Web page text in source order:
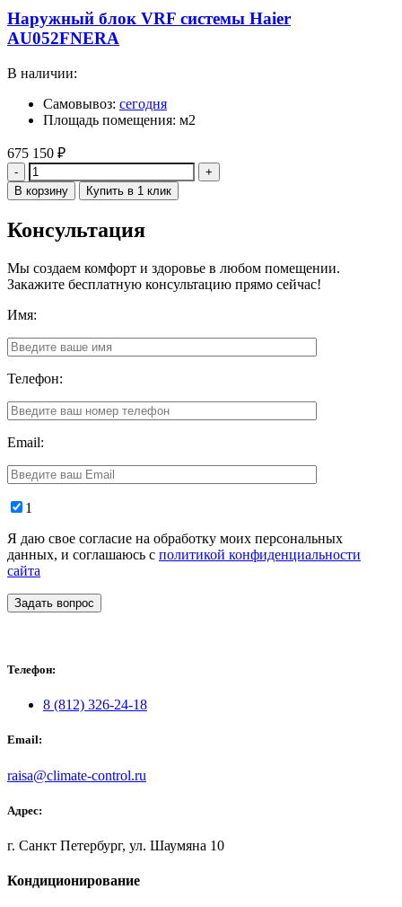
Наружный блок VRF системы Haier
AU052FNERA
В наличии:
Самовывоз: сегодня
Площадь помещения: м2
675 150 ₽
Количество
В корзину Купить в 1 клик
Консультация
Мы создаем комфорт и здоровье в любом помещении.
Закажите бесплатную консультацию прямо сейчас!
Имя:
Телефон:
Email:
1
Я даю свое согласие на обработку моих персональных
данных, и соглашаюсь с политикой конфиденциальности
сайта
Задать вопрос
Телефон:
8 (812) 326-24-18
Email:
raisa@climate-control.ru
Адрес:
г. Санкт Петербург, ул. Шаумяна 10
Кондиционирование